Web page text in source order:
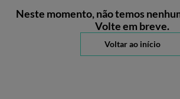
Neste momento, não temos
Volte em breve.
Voltar ao início